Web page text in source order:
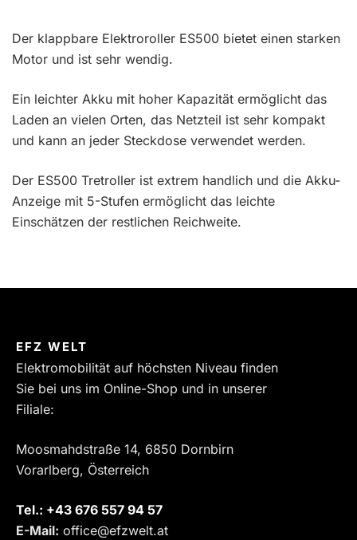
Der klappbare Elektroroller ES500 bietet einen starken
Motor und ist sehr wendig.
Ein leichter Akku mit hoher Kapazität ermöglicht das
Laden an vielen Orten, das Netzteil ist sehr kompakt
und kann an jeder Steckdose verwendet werden.
Der ES500 Tretroller ist extrem handlich und die Akku-
Anzeige mit 5-Stufen ermöglicht das leichte
Einschätzen der restlichen Reichweite.
EFZ WELT
Elektromobilität auf höchsten Niveau finden
Sie bei uns im Online-Shop und in unserer
Filiale:
Moosmahdstraße 14, 6850 Dornbirn
Vorarlberg, Österreich
Tel.: ‎+43 676 557 94 57
E-Mail: office@efzwelt.at